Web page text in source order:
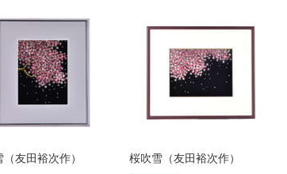
友田裕次作） 桜吹雪（友田裕次作）